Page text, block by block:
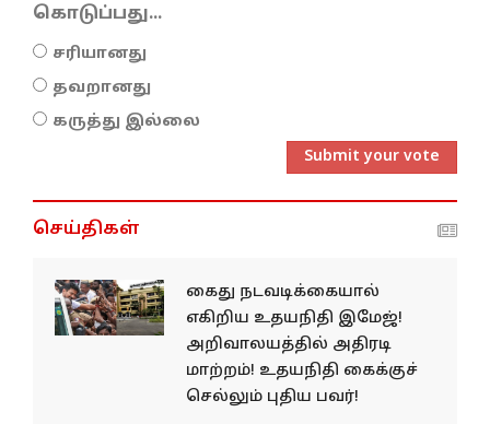
கொடுப்பது...
சரியானது
தவறானது
கருத்து இல்லை
Submit your vote
செய்திகள்
கைது நடவடிக்கையால்
எகிறிய உதயநிதி இமேஜ்!
அறிவாலயத்தில் அதிரடி
மாற்றம்! உதயநிதி கைக்குச்
செல்லும் புதிய பவர்!